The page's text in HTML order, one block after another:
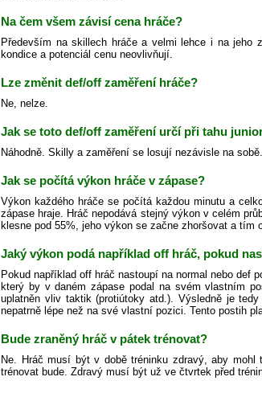
Na čem všem závisí cena hráče?
Především na skillech hráče a velmi lehce i na jeho
kondice a potenciál cenu neovlivňují.
Lze změnit def/off zaměření hráče?
Ne, nelze.
Jak se toto def/off zaměření určí při tahu
Náhodně. Skilly a zaměření se losují nezávisle na sobě.
Jak se počítá výkon hráče v zápase?
Výkon každého hráče se počítá každou minutu a
zápase hraje. Hráč nepodává stejný výkon v celém
klesne pod 55%, jeho výkon se začne zhoršovat a tím
Jaký výkon podá například off hráč, pokud
Pokud například off hráč nastoupí na normal nebo def
který by v daném zápase podal na svém vlastním
uplatněn vliv taktik (protiútoky atd.). Výsledně je
nepatrně lépe než na své vlastní pozici. Tento postih
Bude zraněný hráč v pátek trénovat?
Ne. Hráč musí být v době tréninku zdravý, aby
trénovat bude. Zdravý musí být už ve čtvrtek před